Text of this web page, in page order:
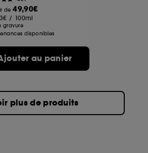
de49,90€
/ 100ml
gravure
disponibles
au panier
plus de produits